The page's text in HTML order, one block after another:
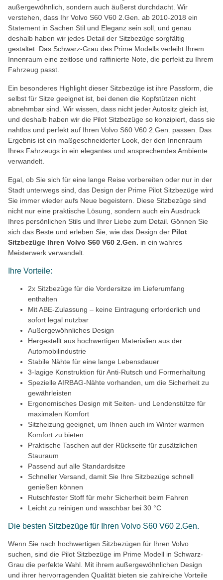
außergewöhnlich, sondern auch äußerst durchdacht. Wir
verstehen, dass Ihr Volvo S60 V60 2.Gen. ab 2010-2018 ein
Statement in Sachen Stil und Eleganz sein soll, und genau
deshalb haben wir jedes Detail der Sitzbezüge sorgfältig
gestaltet. Das Schwarz-Grau des Prime Modells verleiht Ihrem
Innenraum eine zeitlose und raffinierte Note, die perfekt zu Ihrem
Fahrzeug passt.
Ein besonderes Highlight dieser Sitzbezüge ist ihre Passform, die
selbst für Sitze geeignet ist, bei denen die Kopfstützen nicht
abnehmbar sind. Wir wissen, dass nicht jeder Autositz gleich ist,
und deshalb haben wir die Pilot Sitzbezüge so konzipiert, dass sie
nahtlos und perfekt auf Ihren Volvo S60 V60 2.Gen. passen. Das
Ergebnis ist ein maßgeschneiderter Look, der den Innenraum
Ihres Fahrzeugs in ein elegantes und ansprechendes Ambiente
verwandelt.
Egal, ob Sie sich für eine lange Reise vorbereiten oder nur in der
Stadt unterwegs sind, das Design der Prime Pilot Sitzbezüge wird
Sie immer wieder aufs Neue begeistern. Diese Sitzbezüge sind
nicht nur eine praktische Lösung, sondern auch ein Ausdruck
Ihres persönlichen Stils und Ihrer Liebe zum Detail. Gönnen Sie
sich das Beste und erleben Sie, wie das Design der Pilot
Sitzbezüge Ihren Volvo S60 V60 2.Gen. in ein wahres
Meisterwerk verwandelt.
Ihre Vorteile:
2x Sitzbezüge für die Vordersitze im Lieferumfang
enthalten
Mit ABE-Zulassung – keine Eintragung erforderlich und
sofort legal nutzbar
Außergewöhnliches Design
Hergestellt aus hochwertigen Materialien aus der
Automobilindustrie
Stabile Nähte für eine lange Lebensdauer
3-lagige Konstruktion für Anti-Rutsch und Formerhaltung
Spezielle AIRBAG-Nähte vorhanden, um die Sicherheit zu
gewährleisten
Ergonomisches Design mit Seiten- und Lendenstütze für
maximalen Komfort
Sitzheizung geeignet, um Ihnen auch im Winter warmen
Komfort zu bieten
Praktische Taschen auf der Rückseite für zusätzlichen
Stauraum
Passend auf alle Standardsitze
Schneller Versand, damit Sie Ihre Sitzbezüge schnell
genießen können
Rutschfester Stoff für mehr Sicherheit beim Fahren
Leicht zu reinigen und waschbar bei 30 °C
Die besten Sitzbezüge für Ihren Volvo S60 V60 2.Gen.
Wenn Sie nach hochwertigen Sitzbezügen für Ihren Volvo
suchen, sind die Pilot Sitzbezüge im Prime Modell in Schwarz-
Grau die perfekte Wahl. Mit ihrem außergewöhnlichen Design
und ihrer hervorragenden Qualität bieten sie zahlreiche Vorteile